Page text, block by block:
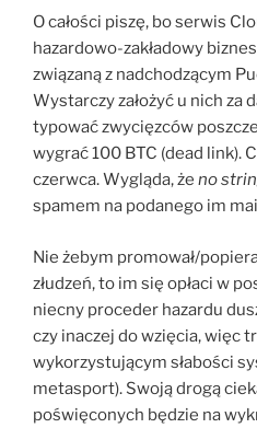
O całości piszę, bo serwis
hazardowo-zakładowy
związaną z nadchodzącym
Wystarczy założyć u nich za
typować zwycięzców
wygrać 100 BTC (dead link).
czerwca. Wygląda, że no
spamem na podanego im
Nie żebym promował/
złudzeń, to im się opłaci w
niecny proceder hazardu
czy inaczej do wzięcia, więc
wykorzystującym słabości
metasport). Swoją drogą
poświęconych będzie na